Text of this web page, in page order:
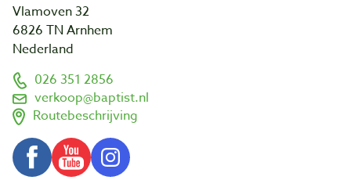
Vlamoven 32
6826 TN Arnhem
Nederland
026 351 2856
verkoop@baptist.nl
Routebeschrijving